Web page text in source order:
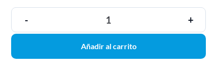
- +
Añadir al carrito